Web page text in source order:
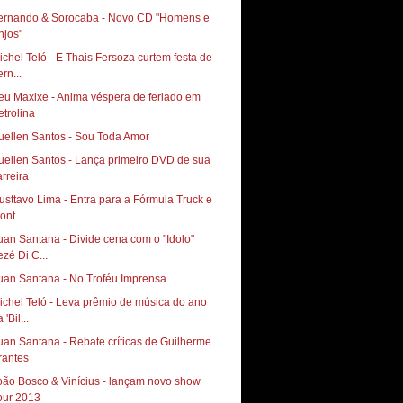
& Sorocaba - Novo CD "Homens e
Teló - E Thais Fersoza curtem festa de
Maxixe - Anima véspera de feriado em
Santos - Sou Toda Amor
Santos - Lança primeiro DVD de sua
carreira‏
Lima - Entra para a Fórmula Truck e
Santana - Divide cena com o "Idolo"
Di C...
Santana - No Troféu Imprensa
Teló - Leva prêmio de música do ano
'Bil...
Santana - Rebate críticas de Guilherme
Bosco & Vinícius - lançam novo show
2013